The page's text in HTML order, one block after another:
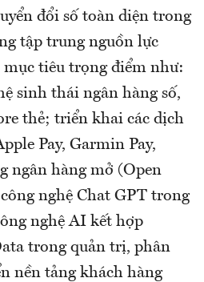
đổi số toàn diện trong
tập trung nguồn lực
tiêu trọng điểm như:
sinh thái ngân hàng số,
thẻ; triển khai các dịch
Pay, Garmin Pay,
ngân hàng mở (Open
nghệ Chat GPT trong
nghệ AI kết hợp
trong quản trị, phân
nền tảng khách hàng